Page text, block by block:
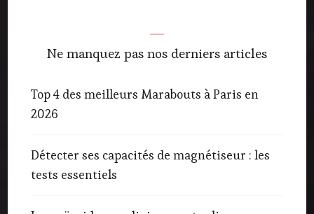
Ne manquez pas nos derniers articles
Top 4 des meilleurs Marabouts à Paris en
2026
Détecter ses capacités de magnétiseur : les
tests essentiels